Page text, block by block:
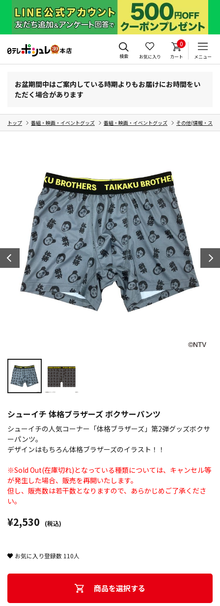
検索 お気に入り
0
カート メニュー
お盆期間中はご案内している時期よりもお届けにお時間をい
ただく場合があります
トップ 番組・映画・イベントグッズ 番組・映画・イベントグッズ その他(情報・スポ
シューイチ 体格ブラザーズ ボクサーパンツ
シューイチの人気コーナー「体格ブラザーズ」第2弾グッズボクサ
ーパンツ。
デザインはもちろん体格ブラザーズのイラスト！！
※Sold Out(在庫切れ)となっている種類については、キャンセル等
が発生した場合、販売を再開いたします。
但し、販売数は若干数となりますので、あらかじめご了承くださ
い。
¥2,530 (税込)
お気に入り登録数 110人
商品を選択する